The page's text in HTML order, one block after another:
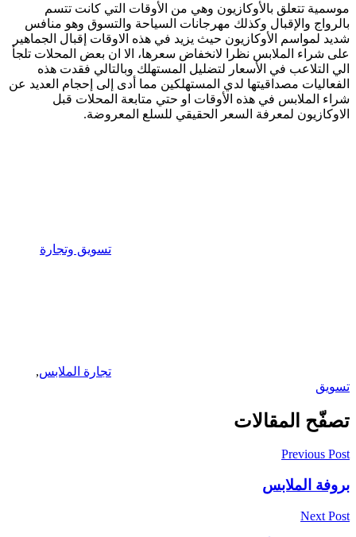
موسمية تتعلق بالأوكازيون وهي من الأوقات التي كانت تتسم
بالرواج والإقبال وكذلك مهرجانات السياحة والتسوق وهو منافس
شديد لمواسم الأوكازيون حيث يزيد في هذه الاوقات إقبال الجماهير
على شراء الملابس نظرا لانخفاض سعرها، الا ان بعض المحلات تلجأ
الي التلاعب في الأسعار لتضليل المستهلك وبالتالي فقدت هذه
الفعاليات مصداقيتها لدي المستهلكين مما أدى إلى إحجام العديد عن
شراء الملابس في هذه الأوقات او حتي متابعة المحلات قبل
الاوكازيون لمعرفة السعر الحقيقي للسلع المعروضة.
تسويق وتجارة
تجارة الملابس,
تسويق
تصفّح المقالات
Previous Post
بروفة الملابس
Next Post